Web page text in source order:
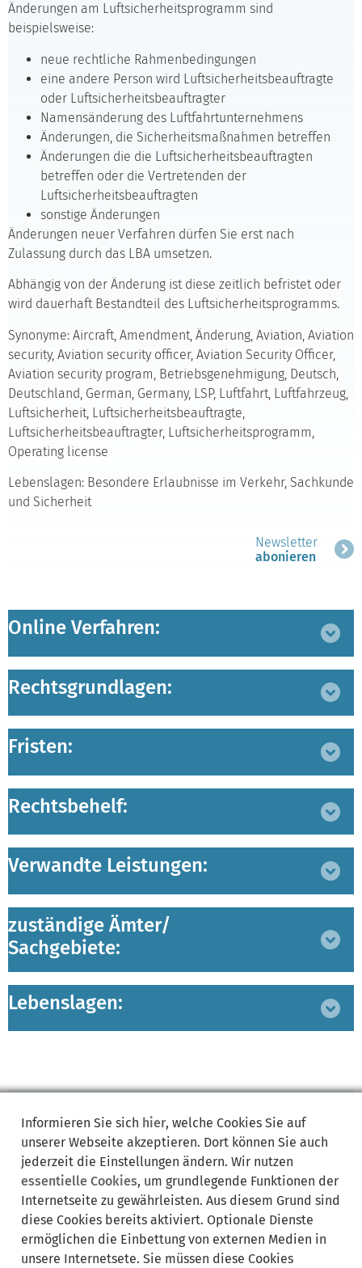
Änderungen am Luftsicherheitsprogramm sind
beispielsweise:
neue rechtliche Rahmenbedingungen
eine andere Person wird Luftsicherheitsbeauftragte
oder Luftsicherheitsbeauftragter
Namensänderung des Luftfahrtunternehmens
Änderungen, die Sicherheitsmaßnahmen betreffen
Änderungen die die Luftsicherheitsbeauftragten
betreffen oder die Vertretenden der
Luftsicherheitsbeauftragten
sonstige Änderungen
Änderungen neuer Verfahren dürfen Sie erst nach
Zulassung durch das LBA umsetzen.
Abhängig von der Änderung ist diese zeitlich befristet oder
wird dauerhaft Bestandteil des Luftsicherheitsprogramms.
Synonyme: Aircraft, Amendment, Änderung, Aviation, Aviation
security, Aviation security officer, Aviation Security Officer,
Aviation security program, Betriebsgenehmigung, Deutsch,
Deutschland, German, Germany, LSP, Luftfahrt, Luftfahrzeug,
Luftsicherheit, Luftsicherheitsbeauftragte,
Luftsicherheitsbeauftragter, Luftsicherheitsprogramm,
Operating license
Lebenslagen: Besondere Erlaubnisse im Verkehr, Sachkunde
und Sicherheit
Newsletter
abonieren
Online Verfahren:
Rechtsgrundlagen:
Fristen:
Rechtsbehelf:
Verwandte Leistungen:
zuständige Ämter/
Sachgebiete:
Lebenslagen:
Synonyme:
AircraftAmendmentÄnderungAviationAviation security
Aviation security officerAviation Security Officer
Aviation security programBetriebsgenehmigungDeutsch
DeutschlandGermanGermanyLSPLuftfahrtLuftfahrzeug
LuftsicherheitLuftsicherheitsbeauftragte
Informieren Sie sich hier, welche Cookies Sie auf
unserer Webseite akzeptieren. Dort können Sie auch
jederzeit die Einstellungen ändern. Wir nutzen
essentielle Cookies, um grundlegende Funktionen der
Internetseite zu gewährleisten. Aus diesem Grund sind
diese Cookies bereits aktiviert. Optionale Dienste
ermöglichen die Einbettung von externen Medien in
unsere Internetsete. Sie müssen diese Cookies